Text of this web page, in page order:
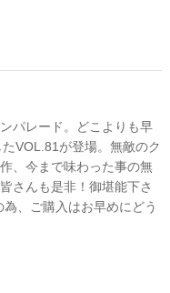
パレード。どこよりも早
VOL.81が登場。無敵のク
、今まで味わった事の無
さんも是非！御堪能下さ
、ご購入はお早めにどう